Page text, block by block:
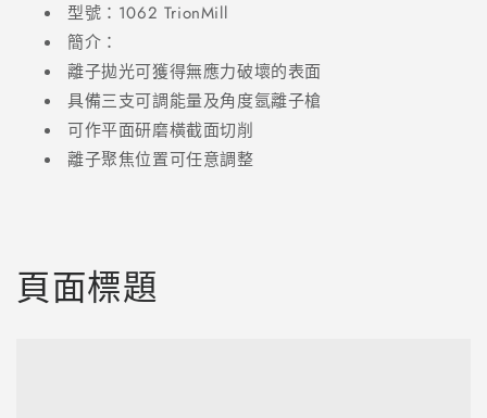
型號：1062 TrionMill
簡介：
離子拋光可獲得無應力破壞的表面
具備三支可調能量及角度氬離子槍
可作平面研磨橫截面切削
離子聚焦位置可任意調整
頁面標題